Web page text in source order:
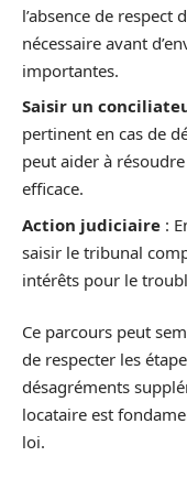
l’absence de respect
nécessaire avant
importantes.
Saisir un
pertinent en cas de
peut aider à
efficace.
Action judiciaire :
saisir le tribunal
intérêts pour le
Ce parcours peut
de respecter les
désagréments
locataire est
loi.